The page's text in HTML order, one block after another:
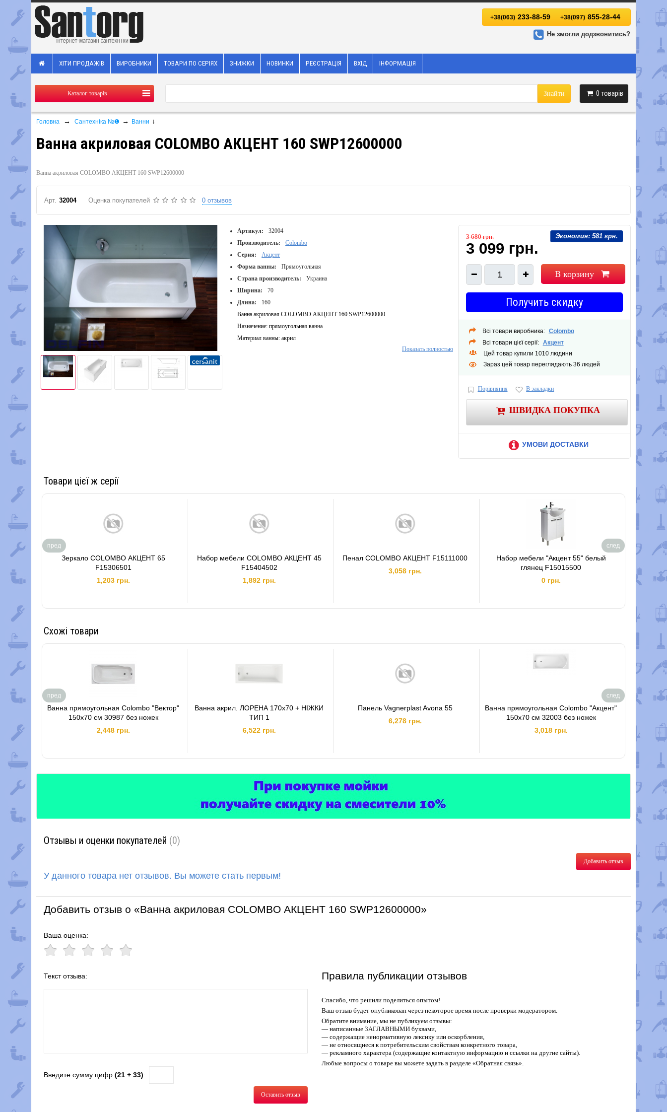
+38(063) 233-88-59 +38(097) 855-28-44
Не змогли додзвонитись?
ХІТИ ПРОДАЖІВ ВИРОБНИКИ ТОВАРИ ПО СЕРІЯХ ЗНИЖКИ НОВИНКИ РЕЄСТРАЦІЯ ВХІД ІНФОРМАЦІЯ
Каталог товарів 0 товарів
Знайти
Головна → Сантехніка №❶ → Ванни ↓
Ванна акриловая COLOMBO АКЦЕНТ 160 SWP12600000
Ванна акриловая COLOMBO АКЦЕНТ 160 SWP12600000
Арт. 32004 Оценка покупателей 0 отзывов
Артикул:
32004
Производитель:
Colombo
Серия:
Акцент
Форма ванны:
Прямоугольная
Страна производитель:
Украина
Ширина:
70
Длина:
160
Ванна акриловая COLOMBO АКЦЕНТ 160 SWP12600000
Назначение: прямоугольная ванна
Материал ванны: акрил
Показать полностью
Экономия: 581 грн.
3 680 грн.
3 099 грн.
1 В корзину
Получить скидку
Всі товари виробника: Colombo
Всі товари цієї серії: Акцент
Цей товар купили 1010 людини
Зараз цей товар переглядають 36 людей
Порівняння В закладки
ШВИДКА ПОКУПКА
УМОВИ ДОСТАВКИ
Товари цієї ж серії
Зеркало COLOMBO АКЦЕНТ 65
F15306501
1,203 грн.
Набор мебели COLOMBO АКЦЕНТ 45
F15404502
1,892 грн.
Пенал COLOMBO АКЦЕНТ F15111000
3,058 грн.
Набор мебели "Акцент 55" белый
глянец F15015500
0 грн.
пред след
Схожі товари
Ванна прямоугольная Colombo "Вектор"
150х70 см 30987 без ножек
2,448 грн.
Ванна акрил. ЛОРЕНА 170х70 + НІЖКИ
ТИП 1
6,522 грн.
Панель Vagnerplast Avona 55
6,278 грн.
Ванна прямоугольная Colombo "Акцент"
150х70 см 32003 без ножек
3,018 грн.
пред след
Отзывы и оценки покупателей (0)
Добавить отзыв
У данного товара нет отзывов. Вы можете стать первым!
Добавить отзыв о «Ванна акриловая COLOMBO АКЦЕНТ 160 SWP12600000»
Ваша оценка:
Текст отзыва:
Введите сумму цифр (21 + 33):
Оставить отзыв
Правила публикации отзывов
Спасибо, что решили поделиться опытом!
Ваш отзыв будет опубликован через некоторое время после проверки модератором.
Обратите внимание, мы не публикуем отзывы:
— написанные ЗАГЛАВНЫМИ буквами,
— содержащие ненормативную лексику или оскорбления,
— не относящиеся к потребительским свойствам конкретного товара,
— рекламного характера (содержащие контактную информацию и ссылки на другие сайты).
Любые вопросы о товаре вы можете задать в разделе «Обратная связь».